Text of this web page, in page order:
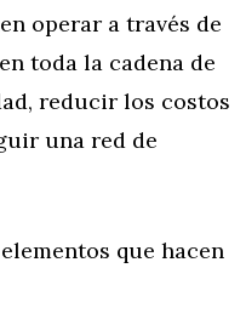
operar a través de
toda la cadena de
reducir los costos
una red de
que hacen